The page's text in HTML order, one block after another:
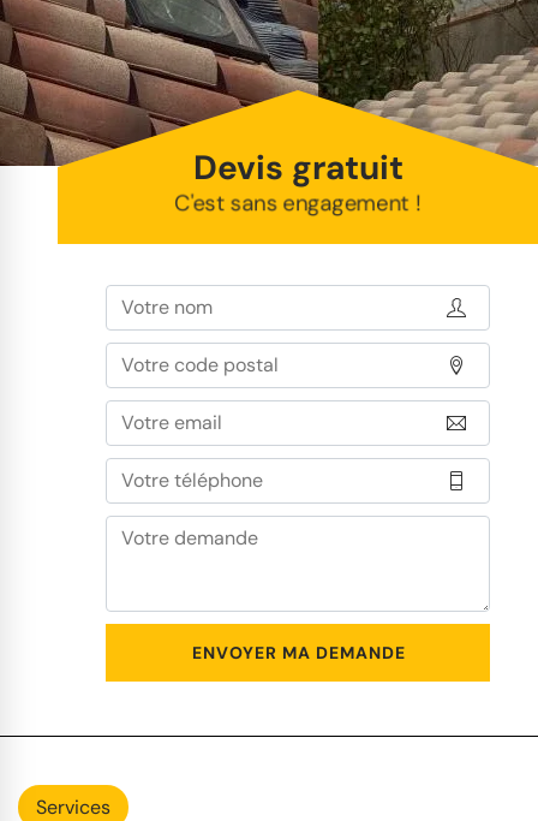
Devis gratuit
C'est sans engagement !
Services